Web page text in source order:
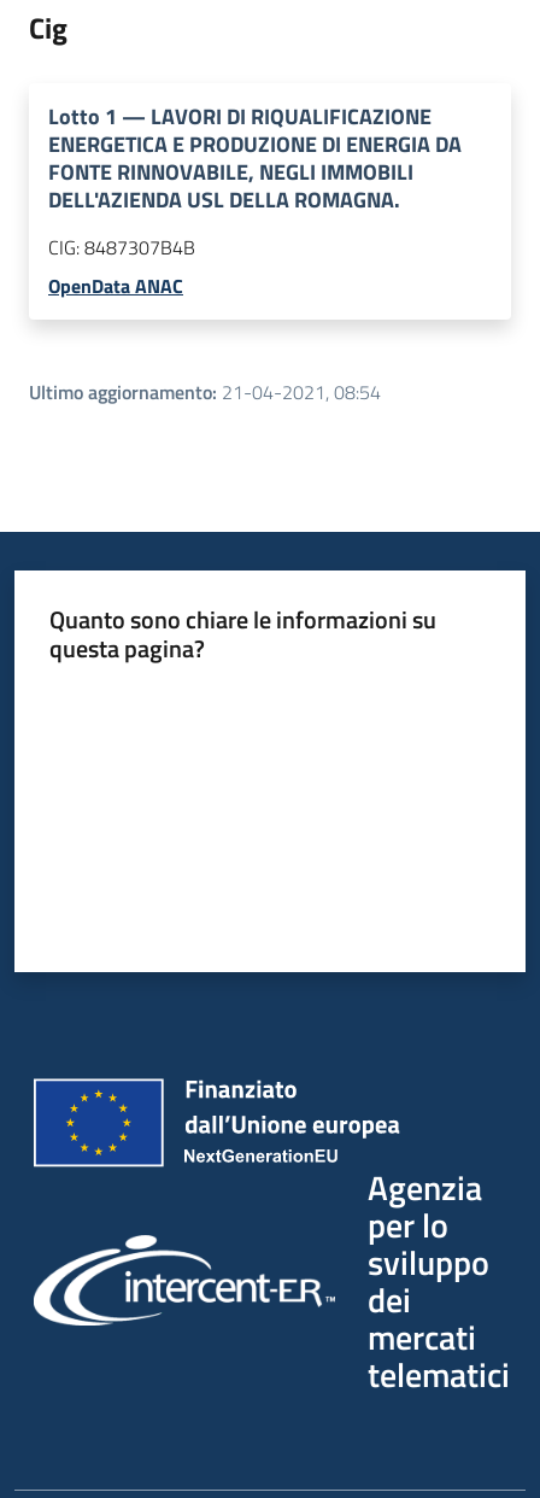
Cig
Lotto 1 — LAVORI DI RIQUALIFICAZIONE
ENERGETICA E PRODUZIONE DI ENERGIA DA
FONTE RINNOVABILE, NEGLI IMMOBILI
DELL'AZIENDA USL DELLA ROMAGNA.
CIG:8487307B4B
OpenData ANAC
Ultimo aggiornamento: 21-04-2021, 08:54
Quanto sono chiare le informazioni su
questa pagina?
Agenzia
per lo
sviluppo
dei
mercati
telematici